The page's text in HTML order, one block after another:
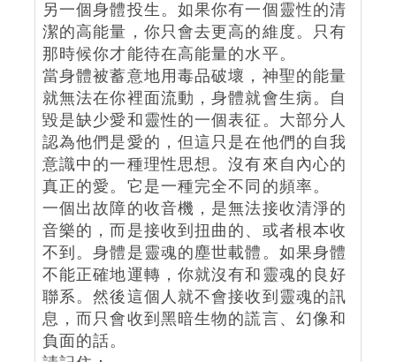
另一個身體投生。如果你有一個靈性的清
潔的高能量，你只會去更高的維度。只有
那時候你才能待在高能量的水平。
當身體被蓄意地用毒品破壞，神聖的能量
就無法在你裡面流動，身體就會生病。自
毀是缺少愛和靈性的一個表征。大部分人
認為他們是愛的，但這只是在他們的自我
意識中的一種理性思想。沒有來自內心的
真正的愛。它是一種完全不同的頻率。
一個出故障的收音機，是無法接收清淨的
音樂的，而是接收到扭曲的、或者根本收
不到。身體是靈魂的塵世載體。如果身體
不能正確地運轉，你就沒有和靈魂的良好
聯系。然後這個人就不會接收到靈魂的訊
息，而只會收到黑暗生物的謊言、幻像和
負面的話。